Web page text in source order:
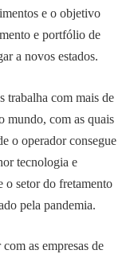
e o objetivo
e portfólio de
a novos estados.
trabalha com mais de
mundo, com as quais
o operador consegue
tecnologia e
o setor do fretamento
pela pandemia.
as empresas de